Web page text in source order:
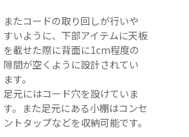
またコードの取り回しが行いや
すいように、下部アイテムに天板
を載せた際に背面に1cm程度の
隙間が空くように設計されてい
ます。
足元にはコード穴を設けていま
す。また足元にある小棚はコンセ
ントタップなどを収納可能です。